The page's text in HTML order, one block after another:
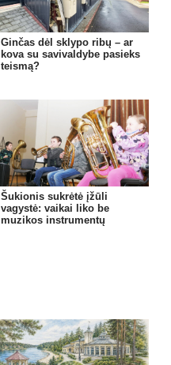
Ginčas dėl sklypo ribų – ar
kova su savivaldybe pasieks
teismą?
Šukionis sukrėtė įžūli
vagystė: vaikai liko be
muzikos instrumentų